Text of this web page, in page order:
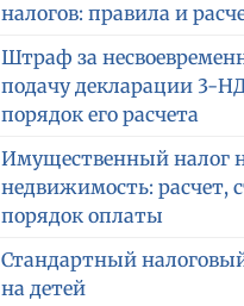
налогов: правила и
Штраф за
подачу декларации 3-
порядок его расчета
Имущественный налог
недвижимость: расчет,
порядок оплаты
Стандартный
на детей